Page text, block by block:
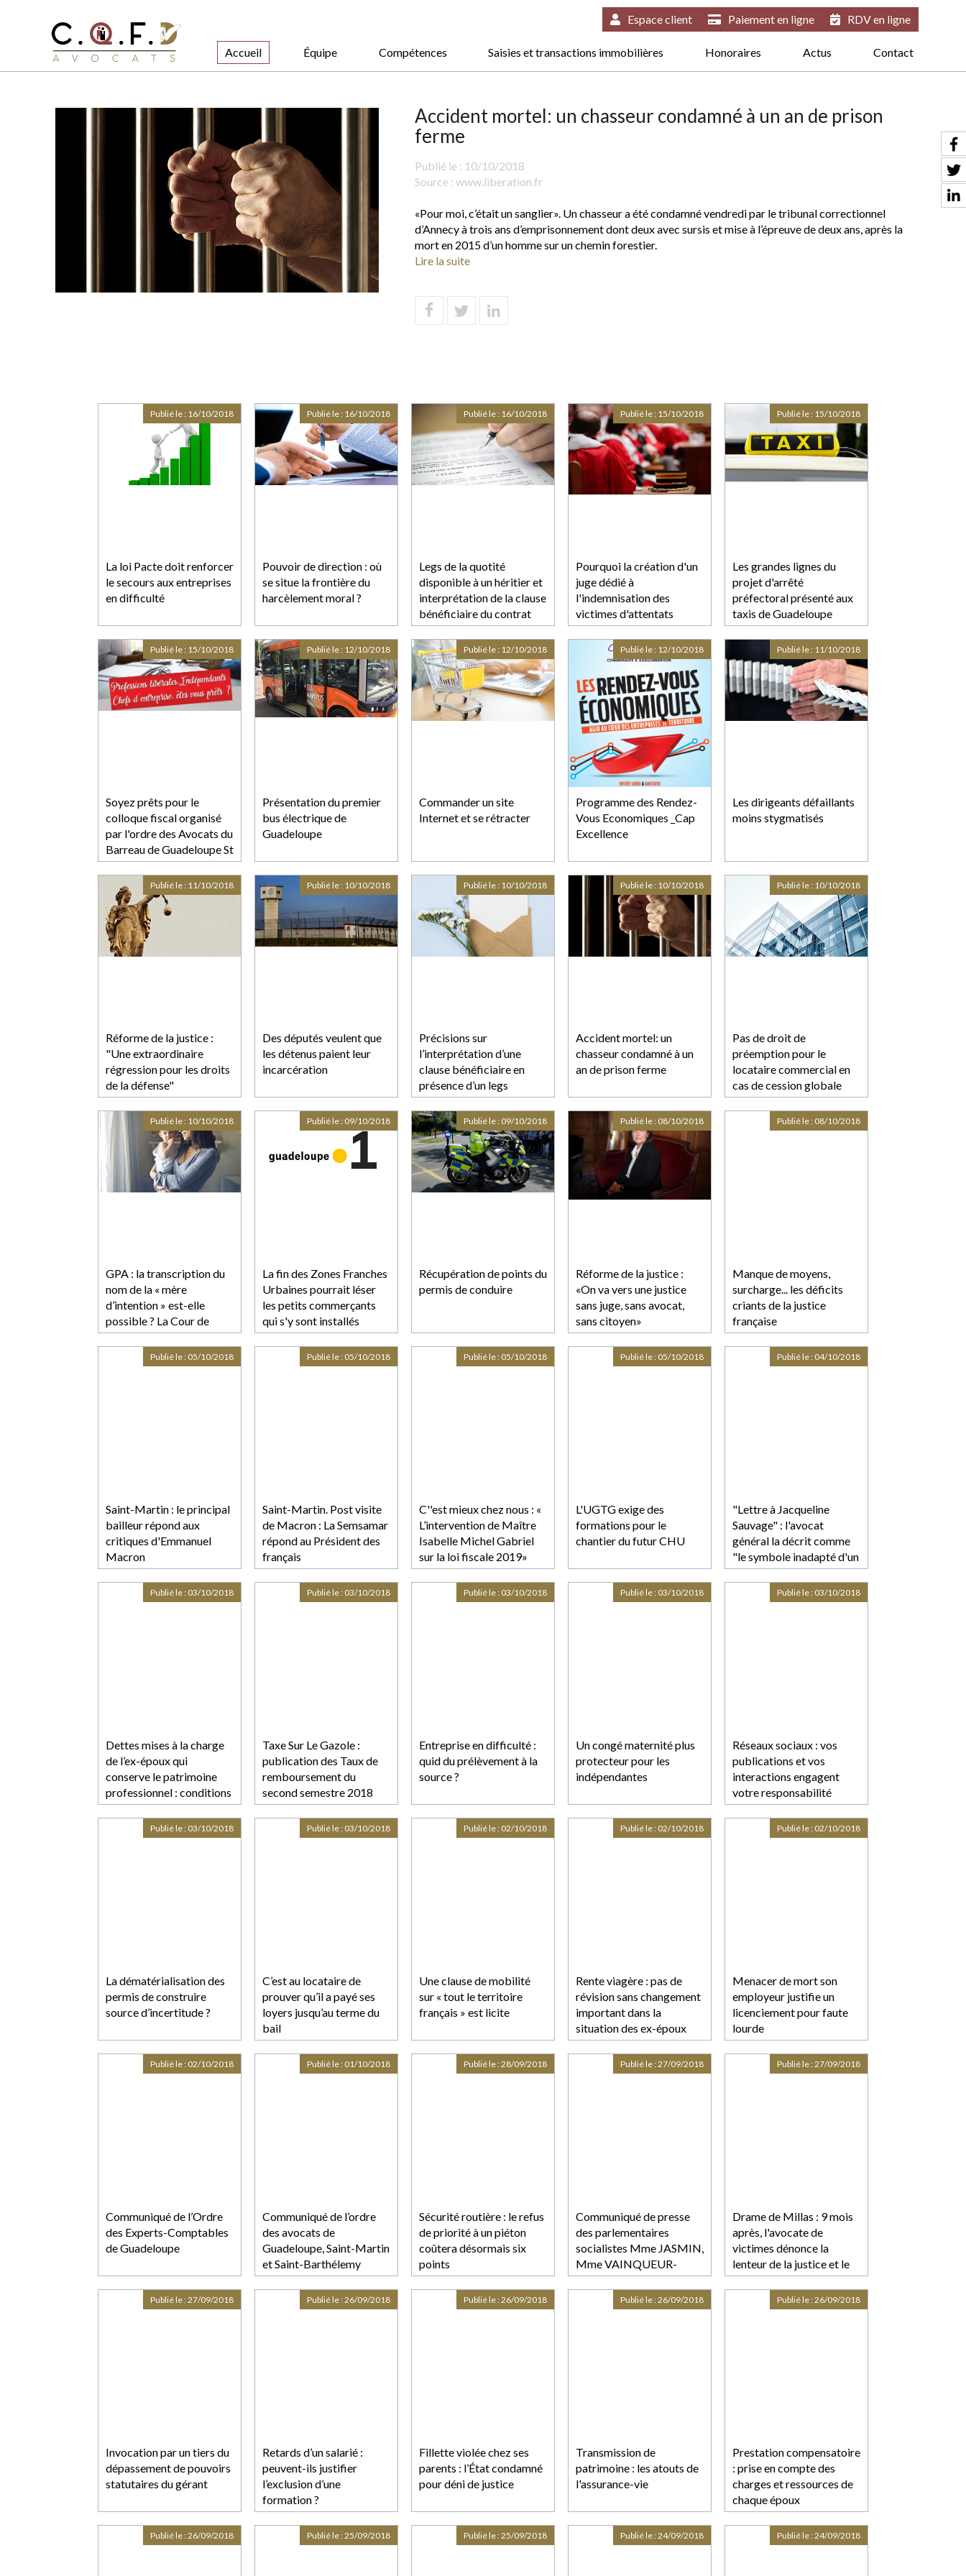
Accueil Équipe Compétences Saisies et transactions immobilières Honoraires Actus Contact
Espace client Paiement en ligne RDV en ligne
Accident mortel: un chasseur condamné à un an de prison
ferme
Publié le : 10/10/2018
Source : www.liberation.fr
«Pour moi, c’était un sanglier». Un chasseur a été condamné vendredi par le tribunal correctionnel
d’Annecy à trois ans d’emprisonnement dont deux avec sursis et mise à l’épreuve de deux ans, après la
mort en 2015 d’un homme sur un chemin forestier.
Lire la suite
La loi Pacte doit renforcer
le secours aux entreprises
en difficulté
Publié le : 16/10/2018
Pouvoir de direction : où
se situe la frontière du
harcèlement moral ?
Publié le : 16/10/2018
Legs de la quotité
disponible à un héritier et
interprétation de la clause
bénéficiaire du contrat
Publié le : 16/10/2018
Pourquoi la création d'un
juge dédié à
l'indemnisation des
victimes d'attentats
inquiète-t-elle les
associations?
Publié le : 15/10/2018
Les grandes lignes du
projet d'arrêté
préfectoral présenté aux
taxis de Guadeloupe
vendredi dernier - RCI
Publié le : 15/10/2018
Soyez prêts pour le
colloque fiscal organisé
par l'ordre des Avocats du
Barreau de Guadeloupe St
Martin et St Barthélémy -
le 25 octobre 2018.
Publié le : 15/10/2018
Présentation du premier
bus électrique de
Guadeloupe
Publié le : 12/10/2018
Commander un site
Internet et se rétracter
Publié le : 12/10/2018
Programme des Rendez-
Vous Economiques _Cap
Excellence
Publié le : 12/10/2018
Les dirigeants défaillants
moins stygmatisés
Publié le : 11/10/2018
Réforme de la justice :
"Une extraordinaire
régression pour les droits
de la défense"
Publié le : 11/10/2018
Des députés veulent que
les détenus paient leur
incarcération
Publié le : 10/10/2018
Précisions sur
l’interprétation d’une
clause bénéficiaire en
présence d’un legs
Publié le : 10/10/2018
Accident mortel: un
chasseur condamné à un
an de prison ferme
Publié le : 10/10/2018
Pas de droit de
préemption pour le
locataire commercial en
cas de cession globale
d'un immeuble
Publié le : 10/10/2018
GPA : la transcription du
nom de la « mère
d’intention » est-elle
possible ? La Cour de
cassation demande l’avis
de la CEDH
Publié le : 10/10/2018
La fin des Zones Franches
Urbaines pourrait léser
les petits commerçants
qui s'y sont installés
Publié le : 09/10/2018
Récupération de points du
permis de conduire
Publié le : 09/10/2018
Réforme de la justice :
«On va vers une justice
sans juge, sans avocat,
sans citoyen»
Publié le : 08/10/2018
Manque de moyens,
surcharge... les déficits
criants de la justice
française
Publié le : 08/10/2018
Saint-Martin : le principal
bailleur répond aux
critiques d'Emmanuel
Macron
Publié le : 05/10/2018
Saint-Martin. Post visite
de Macron : La Semsamar
répond au Président des
français
Publié le : 05/10/2018
C''est mieux chez nous : «
L’intervention de Maître
Isabelle Michel Gabriel
sur la loi fiscale 2019»
Publié le : 05/10/2018
L'UGTG exige des
formations pour le
chantier du futur CHU
Publié le : 05/10/2018
"Lettre à Jacqueline
Sauvage" : l'avocat
général la décrit comme
"le symbole inadapté d'un
fait majeur de société"
Publié le : 04/10/2018
Dettes mises à la charge
de l’ex-époux qui
conserve le patrimoine
professionnel : conditions
Publié le : 03/10/2018
Taxe Sur Le Gazole :
publication des Taux de
remboursement du
second semestre 2018
Publié le : 03/10/2018
Entreprise en difficulté :
quid du prélèvement à la
source ?
Publié le : 03/10/2018
Un congé maternité plus
protecteur pour les
indépendantes
Publié le : 03/10/2018
Réseaux sociaux : vos
publications et vos
interactions engagent
votre responsabilité
Publié le : 03/10/2018
La dématérialisation des
permis de construire
source d’incertitude ?
Publié le : 03/10/2018
C’est au locataire de
prouver qu’il a payé ses
loyers jusqu’au terme du
bail
Publié le : 03/10/2018
Une clause de mobilité
sur « tout le territoire
français » est licite
Publié le : 02/10/2018
Rente viagère : pas de
révision sans changement
important dans la
situation des ex-époux
Publié le : 02/10/2018
Menacer de mort son
employeur justifie un
licenciement pour faute
lourde
Publié le : 02/10/2018
Communiqué de l’Ordre
des Experts-Comptables
de Guadeloupe
Publié le : 02/10/2018
Communiqué de l’ordre
des avocats de
Guadeloupe, Saint-Martin
et Saint-Barthélemy
Publié le : 01/10/2018
Sécurité routière : le refus
de priorité à un piéton
coûtera désormais six
points
Publié le :28/09/2018
Communiqué de presse
des parlementaires
socialistes Mme JASMIN,
Mme VAINQUEUR-
CHRISTOPHE et de M.
Publié le :27/09/2018
Drame de Millas : 9 mois
après, l'avocate de
victimes dénonce la
lenteur de la justice et le
"silence total"
Publié le :27/09/2018
Invocation par un tiers du
dépassement de pouvoirs
statutaires du gérant
Publié le :27/09/2018
Retards d’un salarié :
peuvent-ils justifier
l’exclusion d’une
formation ?
Publié le :26/09/2018
Fillette violée chez ses
parents : l’État condamné
pour déni de justice
Publié le :26/09/2018
Transmission de
patrimoine : les atouts de
l'assurance-vie
Publié le :26/09/2018
Prestation compensatoire
: prise en compte des
charges et ressources de
chaque époux
Publié le :26/09/2018
Publié le :26/09/2018 Publié le :25/09/2018 Publié le :25/09/2018 Publié le :24/09/2018 Publié le :24/09/2018